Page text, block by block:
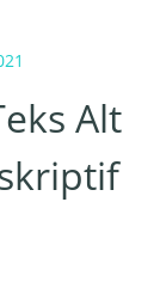
Alt